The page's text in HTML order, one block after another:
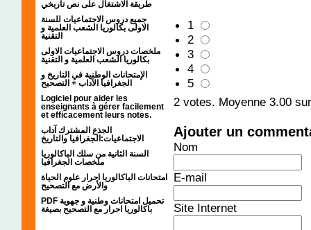
طريقة الاشتغال على نص تاريخي
جميع دروس الاجتماعيات للسنة
الاولى بكالوريا الشعب العلمية و
التقنية
ملخصات دروس الاجتماعيات الاولى
بكالوريا الشعب العلمية و التقنية
الإمتحانات الوطنية في التاريخ و
الجغرافيا الآداب + التصحيح
Logiciel pour aider les
enseignants à gérer facilement
et efficacement leurs notes.
الجذع المشترك آداب
الاجتماعيات:الجغرافيا والتاريخ
السنة الثانية من سلك الباكالوريا
ملخصات الجغرافيا
امتحانات الباكالوريا احرار علوم الحياة
والأرض مع التصحيح
PDF تحميل امتحانات وطنية و جهوية
باكالوريا احرار مع التصحيح بصيغة
1
2
3
4
5
2 votes. Moyenne 3.00
Ajouter un
Nom
E-mail
Site Internet